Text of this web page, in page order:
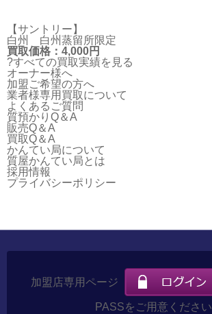
【サントリー】
白州 白州蒸留所限定
買取価格：4,000円
?すべての買取実績を見る
オーナー様へ
加盟ご希望の方へ
業者様専用買取について
よくあるご質問
質預かりQ＆A
販売Q＆A
買取Q＆A
かんてい局について
質屋かんてい局とは
採用情報
プライバシーポリシー
加盟店専用ページ
PASSをご用意ください